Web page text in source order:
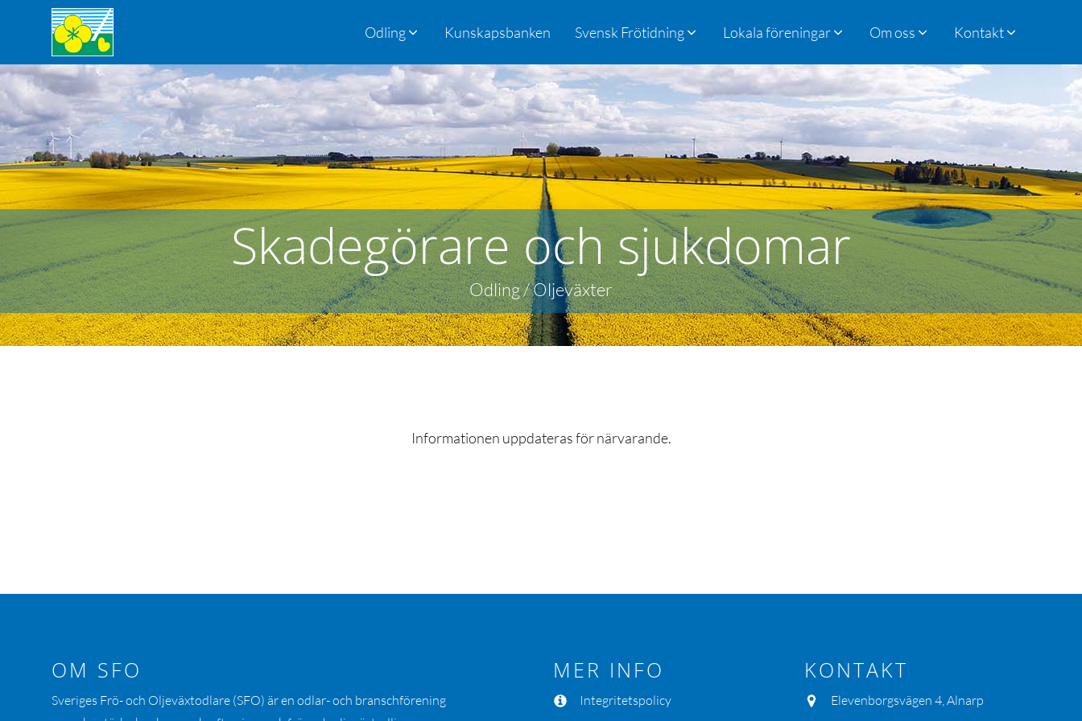
Odling Kunskapsbanken Svensk Frötidning Lokala föreningar Om oss Kontakt
Skadegörare och sjukdomar
Odling / Oljeväxter
Informationen uppdateras för närvarande.
OM SFO
Sveriges Frö- och Oljeväxtodlare (SFO) är en odlar- och branschförening
MER INFO
Integritetspolicy
KONTAKT
Elevenborgsvägen 4, Alnarp